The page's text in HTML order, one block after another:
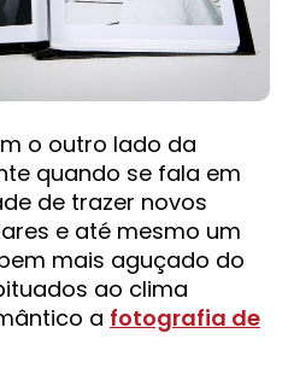
o outro lado da
quando se fala em
de trazer novos
e até mesmo um
mais aguçado do
ao clima
a fotografia de